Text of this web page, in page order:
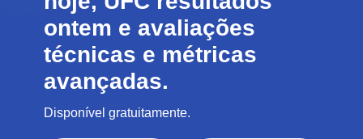
ontem e avaliações
técnicas e métricas
avançadas.
Disponível gratuitamente.